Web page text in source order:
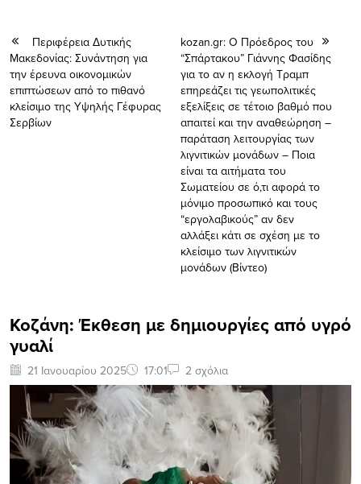
Koζάνη: Έκθεση με δημιουργίες από υγρό
γυαλί
21 Ιανουαρίου 2025 17:01 2 σχόλια
Περιφέρεια Δυτικής
Μακεδονίας: Συνάντηση για
την έρευνα οικονομικών
επιπτώσεων από το πιθανό
κλείσιμο της Υψηλής Γέφυρας
Σερβίων
kozan.gr: Ο Πρόεδρος του
“Σπάρτακου” Γιάννης Φασίδης
για το αν η εκλογή Τραμπ
επηρεάζει τις γεωπολιτικές
εξελίξεις σε τέτοιο βαθμό που
απαιτεί και την αναθεώρηση –
παράταση λειτουργίας των
λιγνιτικών μονάδων – Ποια
είναι τα αιτήματα του
Σωματείου σε ό,τι αφορά το
μόνιμο προσωπικό και τους
“εργολαβικούς” αν δεν
αλλάξει κάτι σε σχέση με το
κλείσιμο των λιγνιτικών
μονάδων (Βίντεο)